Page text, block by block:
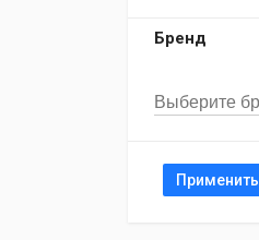
Бренд
Применить